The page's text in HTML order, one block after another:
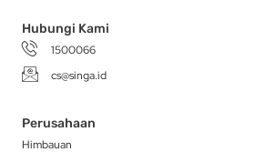
Hubungi Kami
1500066
cs@singa.id
Perusahaan
Himbauan